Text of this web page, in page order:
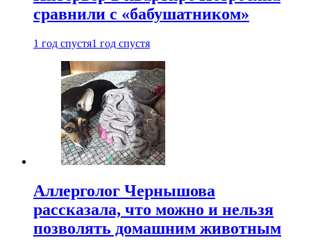
сравнили с «бабушатником»
1 год спустя1 год спустя
Аллерголог Чернышова
рассказала, что можно и нельзя
позволять домашним животным